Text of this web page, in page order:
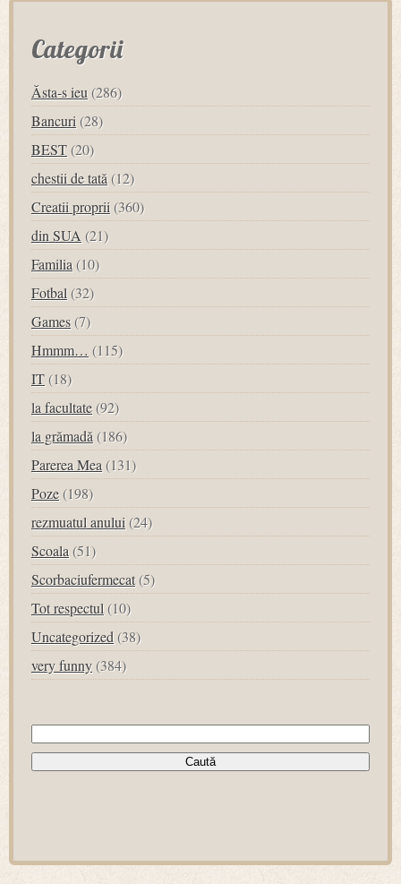
Categorii
Ăsta-s ieu (286)
Bancuri (28)
BEST (20)
chestii de tată (12)
Creatii proprii (360)
din SUA (21)
Familia (10)
Fotbal (32)
Games (7)
Hmmm… (115)
IT (18)
la facultate (92)
la grămadă (186)
Parerea Mea (131)
Poze (198)
rezmuatul anului (24)
Scoala (51)
Scorbaciufermecat(5)
Tot respectul (10)
Uncategorized (38)
very funny (384)
Caută
după: